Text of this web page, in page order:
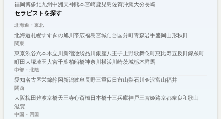
福岡博多北九州中洲天神熊本宮崎鹿児島佐賀沖縄大分長崎
セラピストを探す
北海道・東北
北海道札幌すすきの旭川帯広福島宮城仙台国分町青森岩手盛岡山形秋田
関東
東京渋谷六本木立川新宿池袋品川銀座 八王子 上野歌舞伎町恵比寿五反田錦糸町
町田大塚埼玉大宮千葉柏船橋神奈川横浜川崎茨城栃木群馬
中部・北陸
愛知名古屋栄錦静岡新潟岐阜長野三重四日市山梨石川金沢富山福井
関西
大阪梅田難波京橋天王寺心斎橋日本橋十三兵庫神戸三宮姫路京都奈良和歌山
滋賀
中国・四国